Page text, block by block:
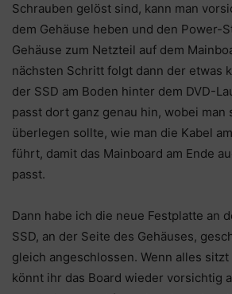
Schrauben gelöst sind, kann man
dem Gehäuse heben und den Power-
Gehäuse zum Netzteil auf dem
nächsten Schritt folgt dann der etwas
der SSD am Boden hinter dem DVD-
passt dort ganz genau hin, wobei man
überlegen sollte, wie man die Kabel
führt, damit das Mainboard am Ende
passt.
Dann habe ich die neue Festplatte an
SSD, an der Seite des Gehäuses,
gleich angeschlossen. Wenn alles sitzt
könnt ihr das Board wieder vorsichtig